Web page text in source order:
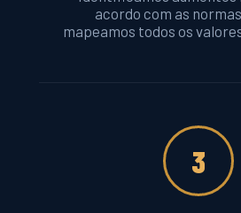
acordo com as
mapeamos todos os
3